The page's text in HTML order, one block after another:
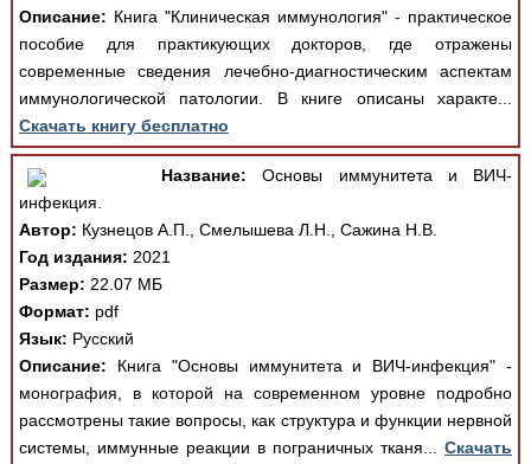
Описание: Книга "Клиническая иммунология" - практическое
пособие для практикующих докторов, где отражены
современные сведения лечебно-диагностическим аспектам
иммунологической патологии. В книге описаны характе...
Скачать книгу бесплатно
Название: Основы иммунитета и ВИЧ-
инфекция.
Автор: Кузнецов А.П., Смелышева Л.Н., Сажина Н.В.
Год издания: 2021
Размер: 22.07 МБ
Формат: pdf
Язык: Русский
Описание: Книга "Основы иммунитета и ВИЧ-инфекция" -
монография, в которой на современном уровне подробно
рассмотрены такие вопросы, как структура и функции нервной
системы, иммунные реакции в пограничных тканя...Скачать